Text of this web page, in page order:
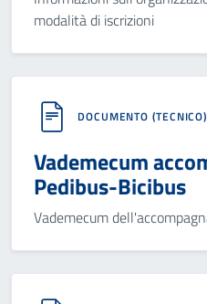
modalità di iscrizioni
DOCUMENTO
Vademecum
Pedibus-Bicibus
Vademecum